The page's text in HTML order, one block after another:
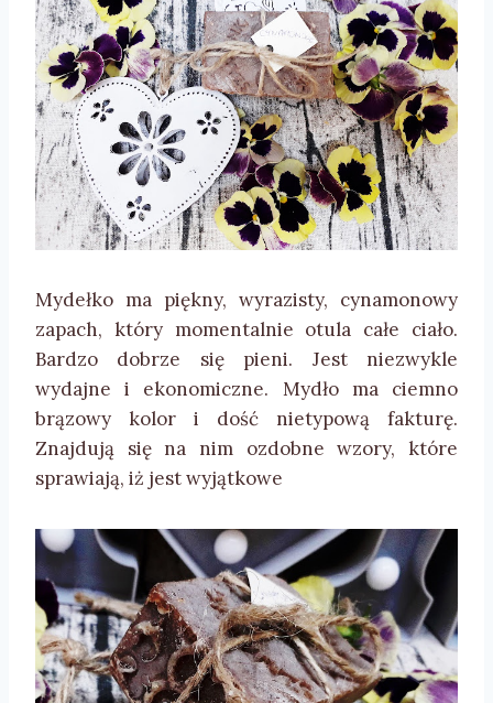
Mydełko ma piękny, wyrazisty, cynamonowy
zapach, który momentalnie otula całe ciało.
Bardzo dobrze się pieni. Jest niezwykle
wydajne i ekonomiczne. Mydło ma ciemno
brązowy kolor i dość nietypową fakturę.
Znajdują się na nim ozdobne wzory, które
sprawiają, iż jest wyjątkowe